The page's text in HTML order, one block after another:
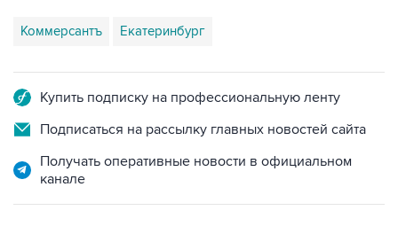
Коммерсантъ Екатеринбург
Купить подписку на профессиональную ленту
Подписаться на рассылку главных новостей сайта
Получать оперативные новости в официальном
канале